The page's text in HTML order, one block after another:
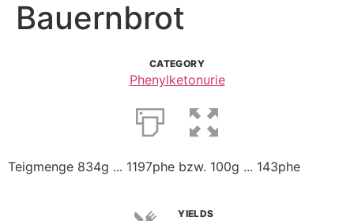
Bauernbrot
CATEGORY
Phenylketonurie
Teigmenge 834g ... 1197phe bzw. 100g ... 143phe
YIELDS